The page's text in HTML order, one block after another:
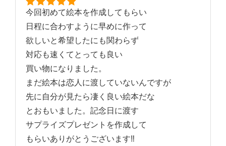
今回初めて絵本を作成してもらい
日程に合わすように早めに作って
欲しいと希望したにも関わらず
対応も速くてとっても良い
買い物になりました。
まだ絵本は恋人に渡していないんですが
先に自分が見たら凄く良い絵本だな
とおもいました。記念日に渡す
サプライズプレゼントを作成して
もらいありがとうございます‼